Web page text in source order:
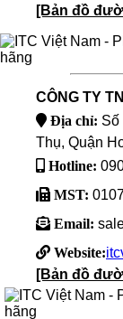
[Bản đồ
CÔNG TY
Địa chỉ: Số
Thụ, Quận
Hotline:
MST:
Email:
Website:
[Bản đồ